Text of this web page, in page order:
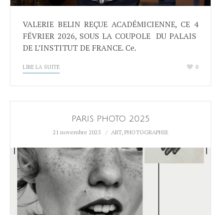
VALERIE BELIN REÇUE ACADÉMICIENNE, CE 4
FÉVRIER 2026, SOUS LA COUPOLE DU PALAIS
DE L’INSTITUT DE FRANCE. Ce.
LIRE LA SUITE 0
PARIS PHOTO 2025
21 novembre 2025 ART, PHOTOGRAPHIE